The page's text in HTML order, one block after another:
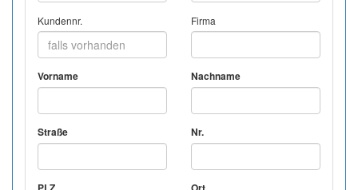
Kundennr. Firma
Vorname Nachname
Straße Nr.